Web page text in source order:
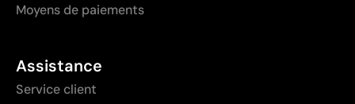
Moyens de paiements
Assistance
Service client